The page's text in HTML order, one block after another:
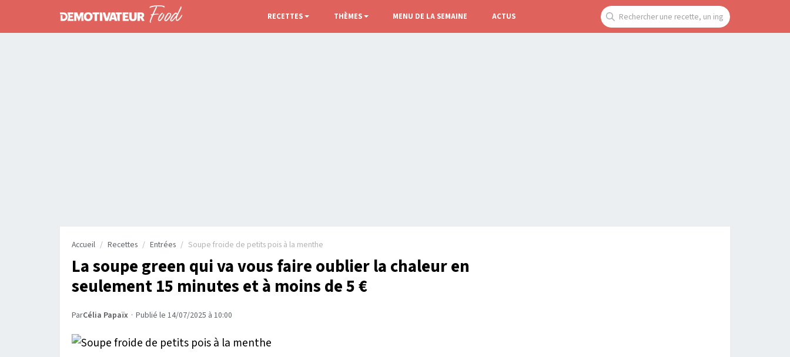
RECETTES THÈMES MENU DE LA SEMAINE ACTUS
Accueil Recettes Entrées Soupe froide de petits pois à la menthe
La soupe green qui va vous faire oublier la chaleur en
seulement 15 minutes et à moins de 5 €
ParCélia Papaïx · Publié le 14/07/2025 à 10:00